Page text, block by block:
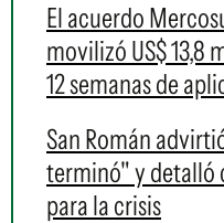
El acuerdo
movilizó US$ 13,8
12 semanas de
San Román
terminó" y detalló
para la crisis